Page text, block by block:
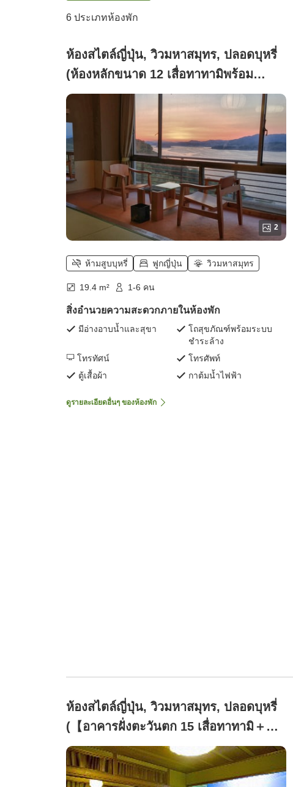
6 ประเภทห้องพัก
ห้องสไตล์ญี่ปุ่น, วิวมหาสมุทร, ปลอดบุหรี่
(ห้องหลักขนาด 12 เสื่อทาทามิพร้อม
ระเบียงกว้างที่สามารถมองเห็นทะเลอัน
งดงาม)
2
ห้ามสูบบุหรี่ ฟูกญี่ปุ่น วิวมหาสมุทร
19.4 m² 1-6 คน
สิ่งอำนวยความสะดวกภายในห้องพัก
มีอ่างอาบน้ำและสุขา
โถสุขภัณฑ์พร้อมระบบ
ชำระล้าง
โทรทัศน์
โทรศัพท์
ตู้เสื้อผ้า
กาต้มน้ำไฟฟ้า
ดูรายละเอียดอื่นๆ ของห้องพัก
ห้องสไตล์ญี่ปุ่น, วิวมหาสมุทร, ปลอดบุหรี่
(【อาคารฝั่งตะวันตก 15 เสื่อทาทามิ＋
ระเบียงกว้าง】วิวทะเลอันงดงาม)